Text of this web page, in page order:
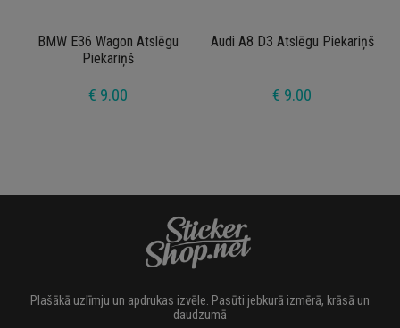
BMW E36 Wagon Atslēgu
Piekariņš
€ 9.00
Audi A8 D3 Atslēgu Piekariņš
€ 9.00
Plašākā uzlīmju un apdrukas izvēle. Pasūti jebkurā izmērā, krāsā un
daudzumā